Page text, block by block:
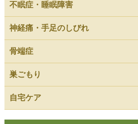
不眠症・睡眠障害
神経痛・手足のしびれ
骨端症
巣ごもり
自宅ケア